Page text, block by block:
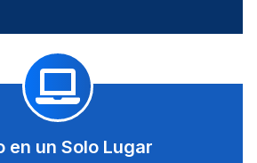
en un Solo Lugar